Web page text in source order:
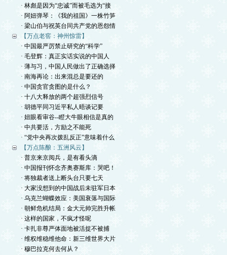
· 林彪是因为“忠诚”而被毛选为“接
· 阿妞弹琴：《我的祖国》一株竹笋
· 梁山伯与祝英台同共产党的恩怨情
【万点老窖：神州惊雷】
· 中国最严厉禁止研究的“科学”
· 毛登辉：真正实话实说的中国人
· 薄与习，中国人民做出了正确选择
· 南海再论：出来混总是要还的
· 中国贪官贪图的是什么？
· 十八大释放的两个超强烈信号
· 胡德平同习近平私人晤谈记要
· 妞眼看审谷--瞪大牛眼相信是真的
· 中共要活，方励之不能死
· “党中央再次拨乱反正”意味着什么
【万点陈酿：五洲风云】
· 普京来京阅兵，是有看头滴
· 中国报刊怀念齐奥赛斯库：哭吧！
· 将独裁者送上断头台只要七天
· 大家没想到的中国战后未驻军日本
· 乌克兰蝴蝶效应：美国衰落与国际
· 朝鲜危机结局：金大元帅完胜升帐
· 这样的国家，不疯才怪呢
· 卡扎非尊严体面地被活捉不被捕
· 维权维稳维他命：新三维世界大片
· 穆巴拉克何去何从？